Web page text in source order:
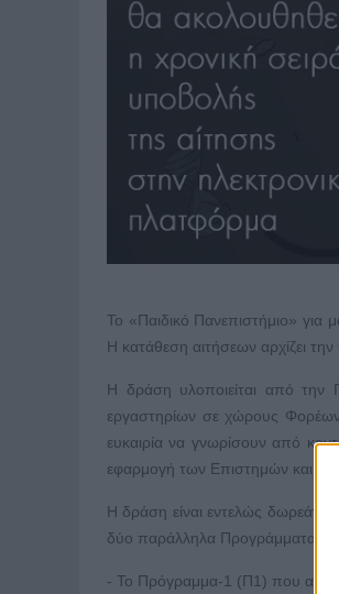
Το «Παιδικό Πανεπιστήμιο» για
Η κατάθεση αιτήσεων αρχίζει
Η δράση υλοποιείται από την
εργαστηρίων σε χώρους Φορέων
ευκαιρία να γνωρίσουν από
εφαρμογή των Επιστημών και της
Η δράση είναι εντελώς δωρεάν
δύο παράλληλα Προγράμματα
- Το Πρόγραμμα-1 (Π1) που